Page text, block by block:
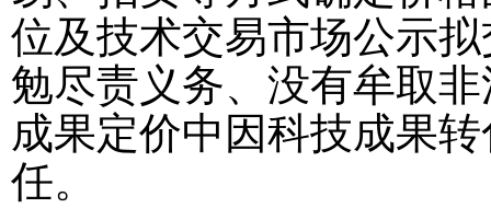
位及技术交易市场公示
勉尽责义务、没有牟取
成果定价中因科技成果
任。